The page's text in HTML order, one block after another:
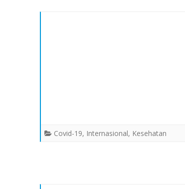
Covid-19, Internasional, Kesehatan